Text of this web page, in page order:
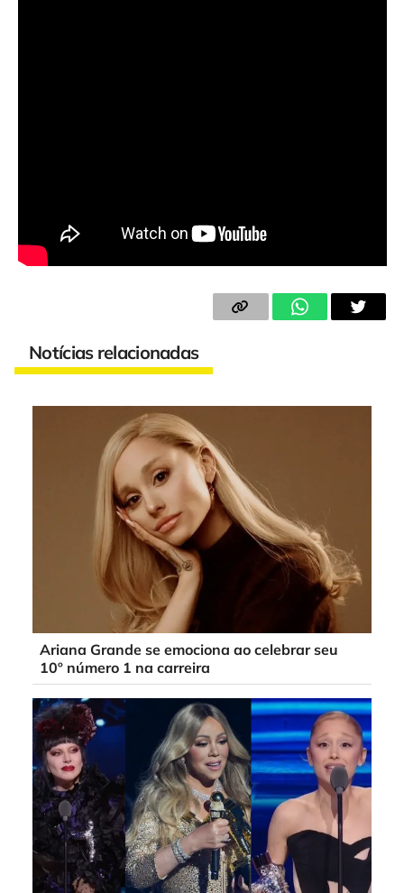
Notícias relacionadas
Ariana Grande se emociona ao celebrar seu
10º número 1 na carreira